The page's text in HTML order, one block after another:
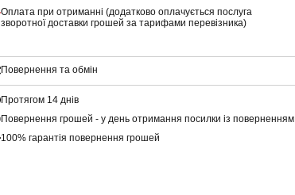
Оплата при отриманні (додатково оплачується послуга
зворотної доставки грошей за тарифами перевізника)
Повернення та обмін
Протягом 14 днів
Повернення грошей - у день отримання посилки із поверненням
100% гарантія повернення грошей